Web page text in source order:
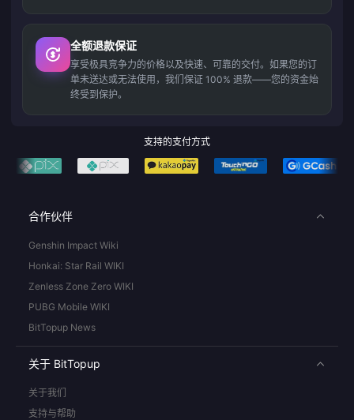
全额退款保证
享受极具竞争力的价格以及快速、可靠的交付。如果您的订
单未送达或无法使用，我们保证 100% 退款——您的资金始
终受到保护。
支持的支付方式
合作伙伴
Genshin Impact Wiki
Honkai: Star Rail WIKI
Zenless Zone Zero WIKI
PUBG Mobile WIKI
BitTopup News
关于 BitTopup
关于我们
支持与帮助